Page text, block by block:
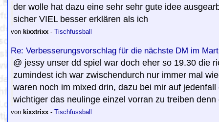
der wolle hat dazu eine sehr sehr gute idee
sicher VIEL besser erklären als ich
von kixxtrixx - Tischfussball
Re: Verbesserungsvorschlag für die nächste DM im
@ jessy unser dd spiel war doch eher so 19.30 die
zumindest ich war zwischendurch nur immer mal
waren noch im mixed drin, dazu bei mir auf
wichtiger das neulinge einzel vorran zu treiben
von kixxtrixx - Tischfussball